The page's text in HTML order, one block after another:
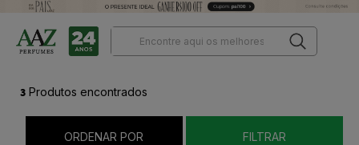
3 Produtos encontrados
ORDENAR POR FILTRAR